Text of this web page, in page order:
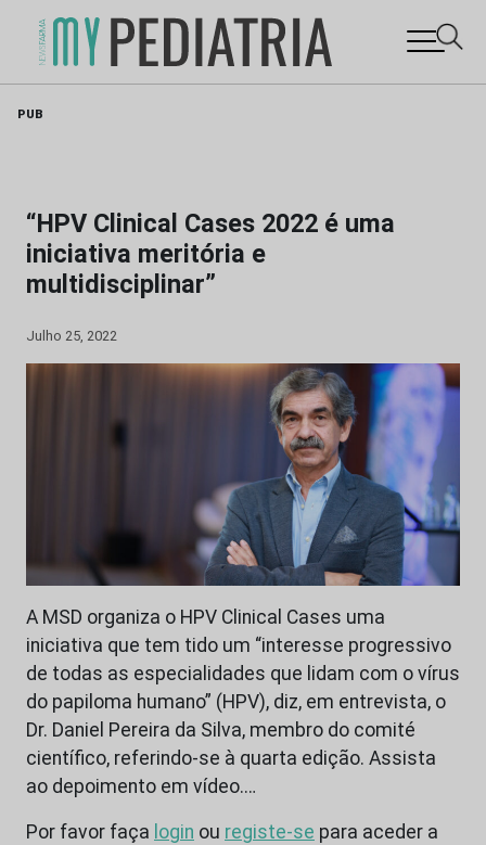
PUB
“HPV Clinical Cases 2022 é uma
iniciativa meritória e
multidisciplinar”
Julho 25, 2022
A MSD organiza o HPV Clinical Cases uma
iniciativa que tem tido um “interesse progressivo
de todas as especialidades que lidam com o vírus
do papiloma humano” (HPV), diz, em entrevista, o
Dr. Daniel Pereira da Silva, membro do comité
científico, referindo-se à quarta edição. Assista
ao depoimento em vídeo.…
Por favor faça login ou registe-se para aceder a